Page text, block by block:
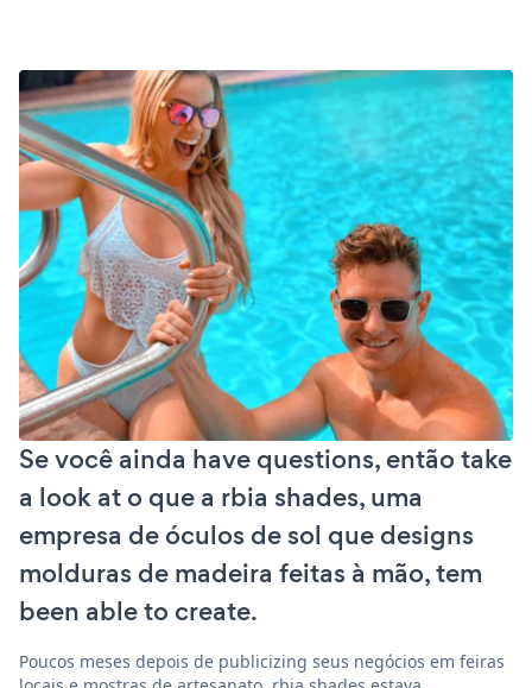
Se você ainda have questions, então take
a look at o que a rbia shades, uma
empresa de óculos de sol que designs
molduras de madeira feitas à mão, tem
been able to create.
Poucos meses depois de publicizing seus negócios em feiras